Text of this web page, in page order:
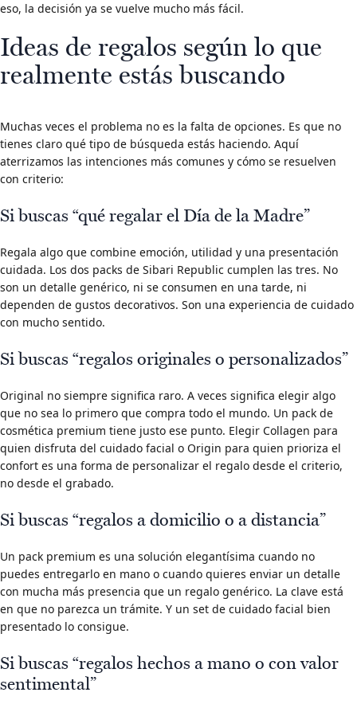
eso, la decisión ya se vuelve mucho más fácil.
Ideas de regalos según lo que
realmente estás buscando
Muchas veces el problema no es la falta de opciones. Es que no
tienes claro qué tipo de búsqueda estás haciendo. Aquí
aterrizamos las intenciones más comunes y cómo se resuelven
con criterio:
Si buscas “qué regalar el Día de la Madre”
Regala algo que combine emoción, utilidad y una presentación
cuidada. Los dos packs de Sibari Republic cumplen las tres. No
son un detalle genérico, ni se consumen en una tarde, ni
dependen de gustos decorativos. Son una experiencia de cuidado
con mucho sentido.
Si buscas “regalos originales o personalizados”
Original no siempre significa raro. A veces significa elegir algo
que no sea lo primero que compra todo el mundo. Un pack de
cosmética premium tiene justo ese punto. Elegir Collagen para
quien disfruta del cuidado facial o Origin para quien prioriza el
confort es una forma de personalizar el regalo desde el criterio,
no desde el grabado.
Si buscas “regalos a domicilio o a distancia”
Un pack premium es una solución elegantísima cuando no
puedes entregarlo en mano o cuando quieres enviar un detalle
con mucha más presencia que un regalo genérico. La clave está
en que no parezca un trámite. Y un set de cuidado facial bien
presentado lo consigue.
Si buscas “regalos hechos a mano o con valor
sentimental”